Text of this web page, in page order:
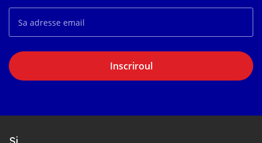
Inscriroul